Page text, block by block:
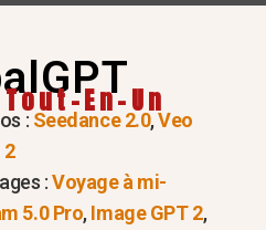
. Il ne parcourt ni
résumer un
En-Un
: Seedance 2.0,Veo
2
:Voyage à mi-
5.0 Pro,Image GPT 2,